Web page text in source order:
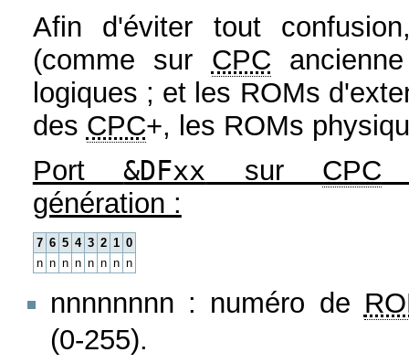
Afin d'éviter tout
(comme sur CPC
logiques ; et les ROMs
des CPC+, les ROMs
Port&DFxx sur CPC
génération :
7 6 5 4 3 2 1 0
n n n n n n n n
nnnnnnnn : numéro de
(0-255).